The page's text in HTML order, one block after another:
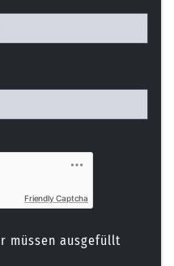
Friendly Captcha
müssen ausgefüllt